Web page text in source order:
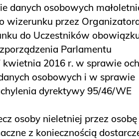
danych osobowych
wizerunku przez
do Uczestników
Parlamentu
kwietnia 2016 r. w sprawie
osobowych i w sprawie
dyrektywy 95/46/WE
osoby nieletniej przez osobę
z koniecznością